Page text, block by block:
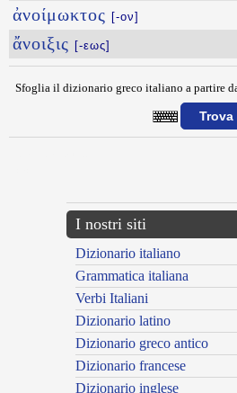
ἀνοίμωκτος [-ον]
ἄνοιξις [-εως]
Sfoglia il dizionario greco italiano a partire
I nostri siti
Dizionario italiano
Grammatica italiana
Verbi Italiani
Dizionario latino
Dizionario greco antico
Dizionario francese
Dizionario inglese